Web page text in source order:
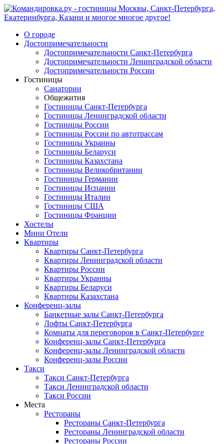
О городе
Достопримечательности
Достопримечательности Санкт-Петербурга
Достопримечательности Ленинградской области
Достопримечательности России
Гостиницы
Санатории
Общежития
Гостиницы Санкт-Петербурга
Гостиницы Ленинградской области
Гостиницы России
Гостиницы России по автотрассам
Гостиницы Украины
Гостиницы Беларуси
Гостиницы Казахстана
Гостиницы Великобритании
Гостиницы Германии
Гостиницы Испании
Гостиницы Италии
Гостиницы США
Гостиницы Франции
Хостелы
Мини Отели
Квартиры
Квартиры Санкт-Петербурга
Квартиры Ленинградской области
Квартиры России
Квартиры Украины
Квартиры Беларуси
Квартиры Казахстана
Конференц-залы
Банкетные залы Санкт-Петербурга
Лофты Санкт-Петербурга
Комнаты для переговоров в Санкт-Петербурге
Конференц-залы Санкт-Петербурга
Конференц-залы Ленинградской области
Конференц-залы России
Такси
Такси Санкт-Петербурга
Такси Ленинградской области
Такси России
Места
Рестораны
Рестораны Санкт-Петербурга
Рестораны Ленинградской области
Рестораны России